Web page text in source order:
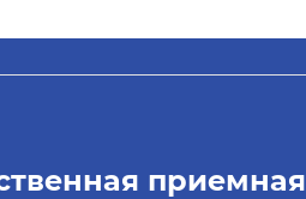
приемная